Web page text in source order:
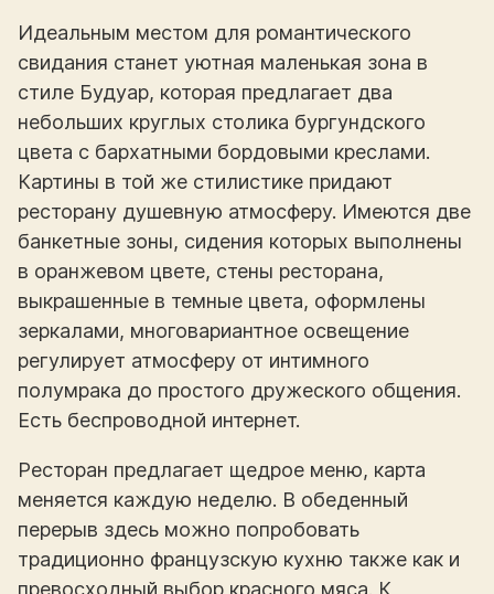
Идеальным местом для романтического
свидания станет уютная маленькая зона в
стиле Будуар, которая предлагает два
небольших круглых столика бургундского
цвета с бархатными бордовыми креслами.
Картины в той же стилистике придают
ресторану душевную атмосферу. Имеются две
банкетные зоны, сидения которых выполнены
в оранжевом цвете, стены ресторана,
выкрашенные в темные цвета, оформлены
зеркалами, многовариантное освещение
регулирует атмосферу от интимного
полумрака до простого дружеского общения.
Есть беспроводной интернет.
Ресторан предлагает щедрое меню, карта
меняется каждую неделю. В обеденный
перерыв здесь можно попробовать
традиционно французскую кухню также как и
превосходный выбор красного мяса. К